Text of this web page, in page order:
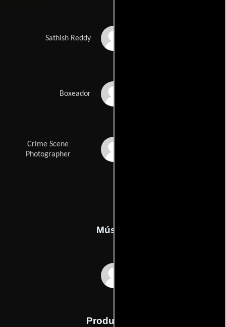
Sathish Reddy
Boxeador
Crime Scene
Photographer
Música
Producción